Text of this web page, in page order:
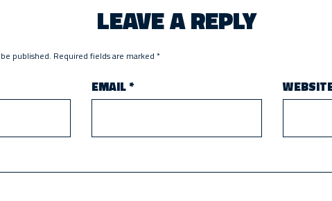
LEAVE A REPLY
published. Required fields are marked *
EMAIL*